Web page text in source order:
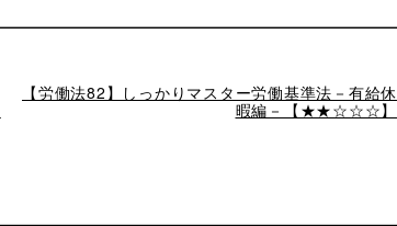
次【労働法82】しっかりマスター労働基準法－有給休
暇編－【★★☆☆☆】